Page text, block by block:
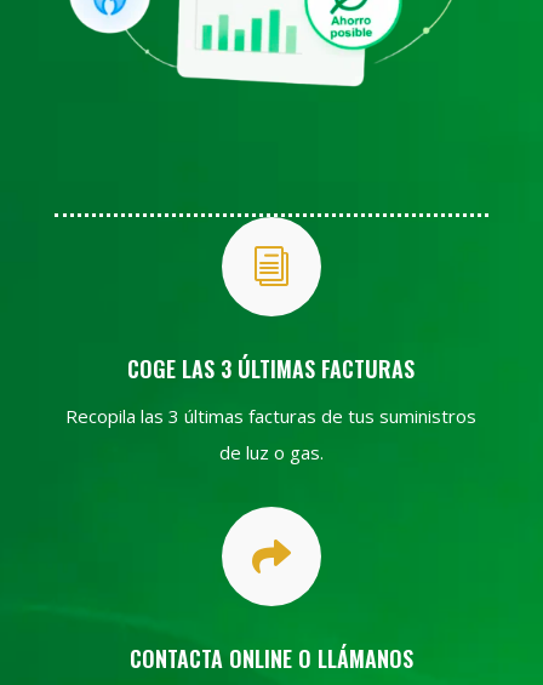
i
COGE LAS 3 ÚLTIMAS FACTURAS
Recopila las 3 últimas facturas de tus suministros
de luz o gas.

CONTACTA ONLINE O LLÁMANOS